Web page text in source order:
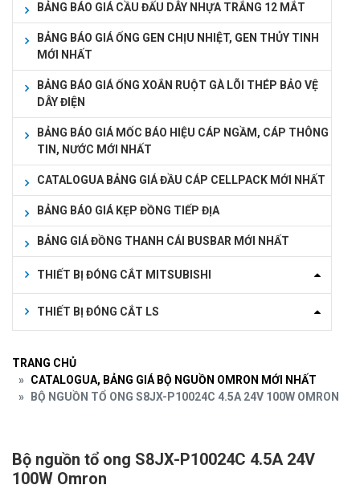
BẢNG BÁO GIÁ CẦU ĐẤU DÂY NHỰA TRẮNG 12 MẮT
BẢNG BÁO GIÁ ỐNG GEN CHỊU NHIỆT, GEN THỦY TINH
MỚI NHẤT
BẢNG BÁO GIÁ ỐNG XOẮN RUỘT GÀ LÕI THÉP BẢO VỆ
DÂY ĐIỆN
BẢNG BÁO GIÁ MỐC BÁO HIỆU CÁP NGẦM, CÁP THÔNG
TIN, NƯỚC MỚI NHẤT
CATALOGUA BẢNG GIÁ ĐẦU CÁP CELLPACK MỚI NHẤT
BẢNG BÁO GIÁ KẸP ĐỒNG TIẾP ĐỊA
BẢNG GIÁ ĐỒNG THANH CÁI BUSBAR MỚI NHẤT
THIẾT BỊ ĐÓNG CẮT MITSUBISHI
THIẾT BỊ ĐÓNG CẮT LS
TRANG CHỦ
CATALOGUA, BẢNG GIÁ BỘ NGUỒN OMRON MỚI NHẤT
BỘ NGUỒN TỔ ONG S8JX-P10024C 4.5A 24V 100W OMRON
Bộ nguồn tổ ong S8JX-P10024C 4.5A 24V
100W Omron